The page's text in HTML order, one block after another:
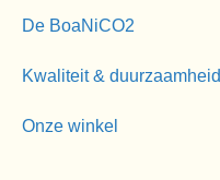
De BoaNiCO2
Kwaliteit & duurzaamheid
Onze winkel